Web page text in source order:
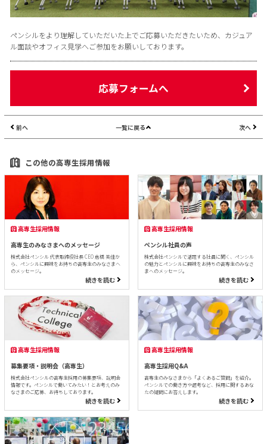
ペンシルをより理解していただいた上でご応募いただきたいため、カジュア
ル面談やオフィス見学へご参加をお願いしております。
応募フォームへ
前へ 一覧に戻る 次へ
この他の高専生採用情報
高専生採用情報
高専生のみなさまへのメッセージ
株式会社ペンシル 代表取締役社長 CEO 倉橋 美佳か
ら、ペンシルに興味をお持ちの高専生のみなさまへ
のメッセージ。
続きを読む
高専生採用情報
ペンシル社員の声
株式会社ペンシルで活躍する社員に聞く、ペンシル
の魅力とペンシルに興味をお持ちの高専生のみなさ
まへのメッセージ。
続きを読む
高専生採用情報
募集要項・説明会（高専生）
株式会社ペンシルの高専生採用の募集要項、説明会
情報です。ペンシルで働いてみたい！とお考えのみ
なさまのご応募、お待ちしております。
続きを読む
高専生採用情報
高専生採用Q&A
高専生のみなさまから「よくあるご質問」を紹介。
ペンシルでの働き方や選考など、採用に関するあな
たの疑問にお答えします。
続きを読む